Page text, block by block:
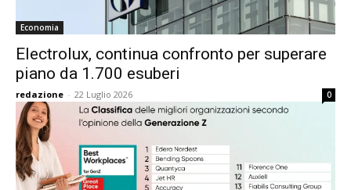
Economia
Electrolux, continua confronto per superare
piano da 1.700 esuberi
redazione - 22 Luglio 2026 0